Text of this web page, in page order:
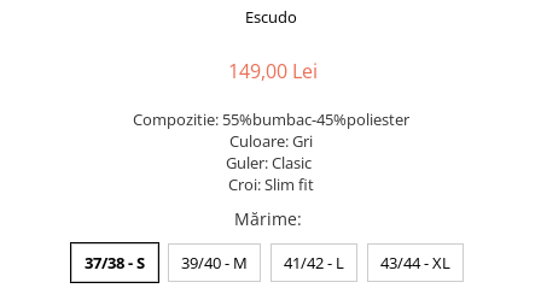
Escudo
149,00 Lei
Compozitie: 55%bumbac-45%poliester
Culoare: Gri
Guler: Clasic
Croi: Slim fit
Mărime:
37/38 - S 39/40 - M 41/42 - L 43/44 - XL